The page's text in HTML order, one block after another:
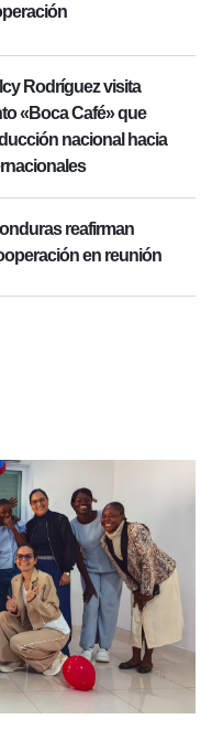
Rodríguez visita
«Boca Café» que
nacional hacia
reafirman
en reunión